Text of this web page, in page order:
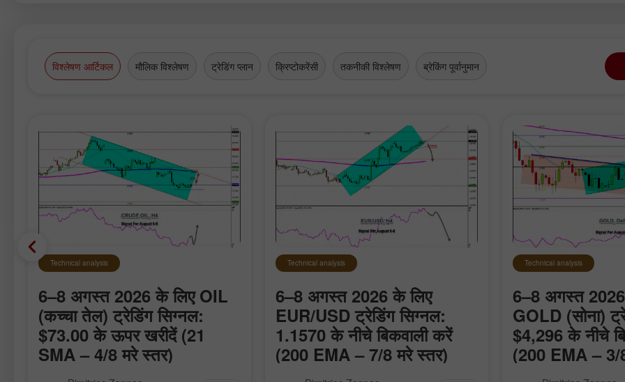
विश्लेषण आर्टिकल मौलिक विश्लेषण ट्रेडिंग प्लान क्रिप्टोकरेंसी तकनीकी विश्लेषण ब्रेकिंग पूर्वानुमान
Technical analysis
6–8 अगस्त 2026 के लिए OIL
(कच्चा तेल) ट्रेडिंग सिग्नल:
$73.00 के ऊपर खरीदें (21
SMA – 4/8 मरे स्तर)
Eagle इंडिकेटर कच्चे तेल (Crude Oil) के
Technical analysis
6–8 अगस्त 2026 के लिए
EUR/USD ट्रेडिंग सिग्नल:
1.1570 के नीचे बिकवाली करें
(200 EMA – 7/8 मरे स्तर)
हम उम्मीद कर सकते हैं कि आने वाले घंटों में यूरो
Technical analysis
6–8 अगस्त
GOLD (सोना)
$4,296 के नीचे
(200 EMA – 3/
आने वाले घंटों में हम
एक डेमो खाता खोलें
खोलें
एक असली खाता खोलें
खोलें